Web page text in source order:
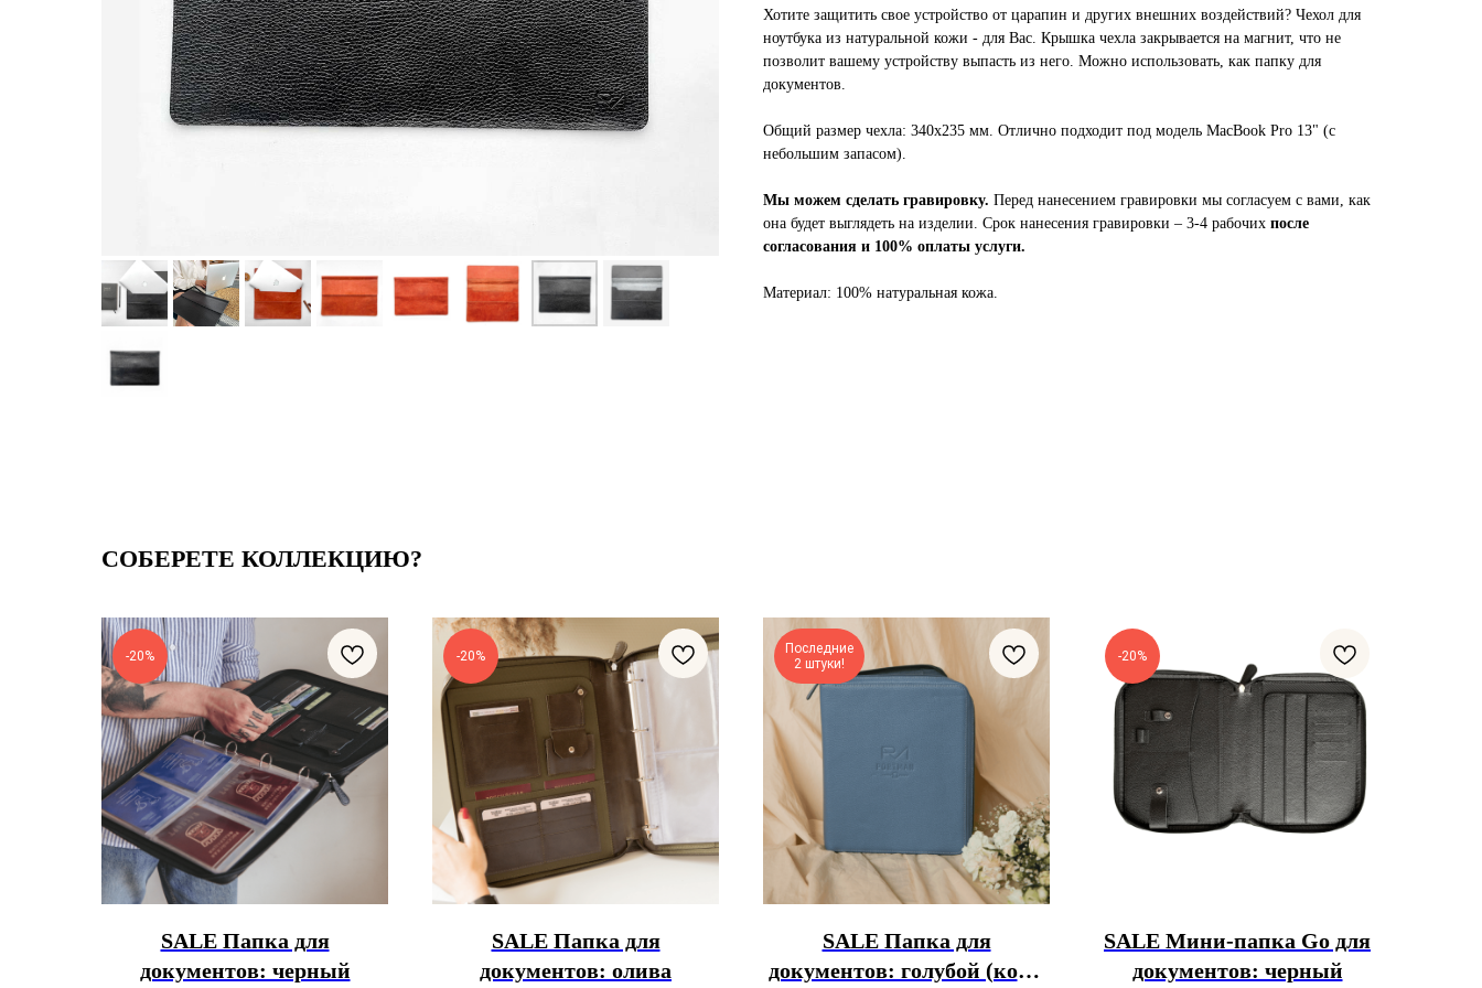
Хотите защитить свое устройство от царапин и других внешних воздействий? Чехол для
ноутбука из натуральной кожи - для Вас. Крышка чехла закрывается на магнит, что не
позволит вашему устройству выпасть из него. Можно использовать, как папку для
документов.
Общий размер чехла: 340x235 мм. Отлично подходит под модель MacBook Pro 13" (c
небольшим запасом).
Мы можем сделать гравировку. Перед нанесением гравировки мы согласуем с вами, как
она будет выглядеть на изделии. Срок нанесения гравировки – 3-4 рабочих после
согласования и 100% оплаты услуги.
Материал: 100% натуральная кожа.
СОБЕРЕТЕ КОЛЛЕКЦИЮ?
-20%
SALE Папка для
документов: черный
-20%
SALE Папка для
документов: олива
Последние
2 штуки!
SALE Папка для
документов: голубой (кожа
-20%
SALE Мини-папка Go для
документов: черный